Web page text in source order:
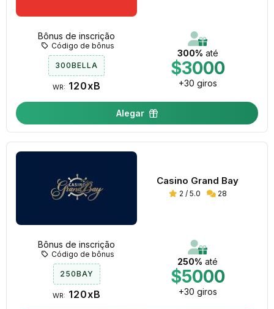
300% até
$3000
+30 giros
Bônus de inscrição
Código de bônus
300BELLA
WR: 120xB
Alegar
Casino Grand Bay
2 / 5.0 28
250% até
$5000
+30 giros
Bônus de inscrição
Código de bônus
250BAY
WR: 120xB